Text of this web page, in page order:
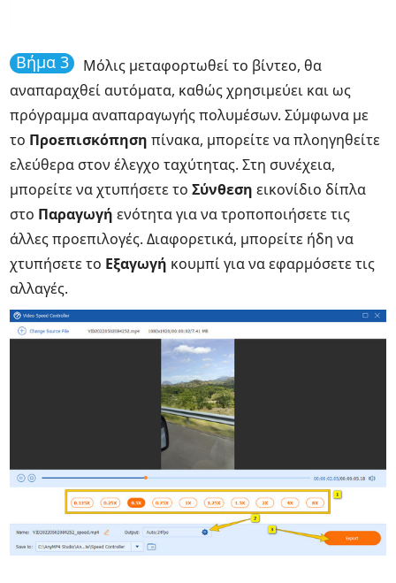
Βήμα 3
Μόλις μεταφορτωθεί το βίντεο, θα
αναπαραχθεί αυτόματα, καθώς χρησιμεύει και ως
πρόγραμμα αναπαραγωγής πολυμέσων. Σύμφωνα με
το Προεπισκόπηση πίνακα, μπορείτε να πλοηγηθείτε
ελεύθερα στον έλεγχο ταχύτητας. Στη συνέχεια,
μπορείτε να χτυπήσετε τοΣύνθεση εικονίδιο δίπλα
στο Παραγωγή ενότητα για να τροποποιήσετε τις
άλλες προεπιλογές. Διαφορετικά, μπορείτε ήδη να
χτυπήσετε το Εξαγωγή κουμπί για να εφαρμόσετε τις
αλλαγές.